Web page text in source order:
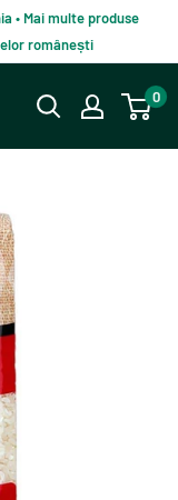
• Mai multe produse
românești
0